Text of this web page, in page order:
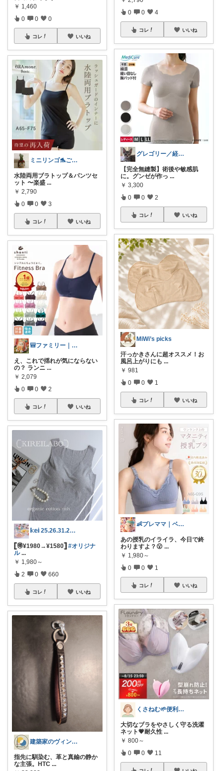
￥ 1,460
0 0 0
コレ いいね
ミニリンゴ🐬ご縁に感謝🌻ありがとう
水陸両用ブラトップ＆パンツセ
ット 〜楽盛 ...
￥ 2,790
0 0 3
コレ いいね
🎒ファミリー｜スポーツ・アウトドア
え、これで揺れが気にならない
の？ ランニ ...
￥ 2,079
0 0 2
コレ いいね
𝕜𝕖𝕚 25.26.31.2日💓
𓊈🉐¥1980→¥1580𓊉 #オリジナ
ル ...
￥ 1,980～
2 0 660
コレ いいね
建築家のヴィンテージLOG
指先に馴染む、革と真鍮の静か
な主張。HTC ...
0 0 4
コレ いいね
グレゴリー／経由購入感謝です💕
【完全無縫製】術後や敏感肌
に。グンゼが作っ ...
￥ 3,300
0 0 2
コレ いいね
MiWi’s picks
汗っかきさんに超オススメ！お
風呂上がりにも ...
￥ 981
0 0 1
コレ いいね
👶プレママ｜ベビー用品
あの授乳のイライラ、今日で終
わりますよ？😮 ...
￥ 1,980～
0 0 1
コレ いいね
くさねむ🌱便利グッズ✨
大切なブラをやさしく守る洗濯
ネット💗耐久性 ...
￥ 800～
0 0 11